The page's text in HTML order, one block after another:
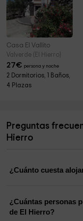
Casa El Vallito
Valverde (El Hierro)
27€ persona y noche
2 Dormitorios, 1 Baños,
4 Plazas
Preguntas
Hierro
¿Cuánto cuesta
¿Cuántas personas
de El Hierro?